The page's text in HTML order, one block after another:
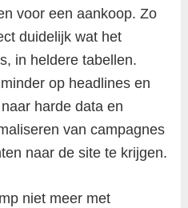
voor een aankoop. Zo
duidelijk wat het
in heldere tabellen.
op headlines en
harde data en
van campagnes
naar de site te krijgen.
niet meer met